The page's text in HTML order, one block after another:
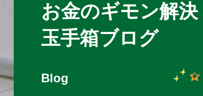
お金のギモン解決
玉手箱ブログ
Blog